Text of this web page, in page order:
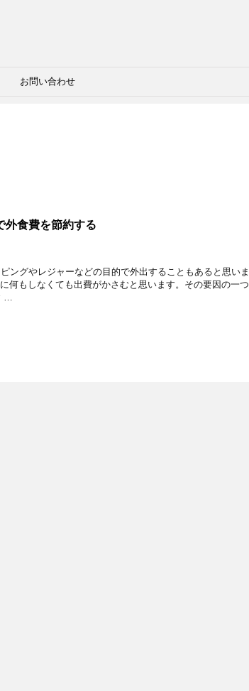
お問い合わせ
外食費を節約する
ングやレジャーなどの目的で外出することもあると思いま
何もしなくても出費がかさむと思います。その要因の一つ
…